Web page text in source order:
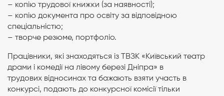
– копію трудової книжки (за наявності);
– копію документа про освіту за відповідною
спеціальністю;
– творче резюме, портфоліо.
Працівники, які знаходяться із ТВЗК «Київський театр
драми і комедії на лівому березі Дніпра» в
трудових відносинах та бажають взяти участь в
конкурсі, подають до конкурсної комісії тільки